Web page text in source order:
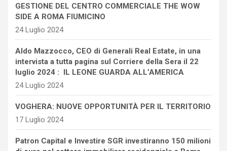
GESTIONE DEL CENTRO COMMERCIALE THE WOW
SIDE A ROMA FIUMICINO
24 Luglio 2024
Aldo Mazzocco, CEO di Generali Real Estate, in una
intervista a tutta pagina sul Corriere della Sera il 22
luglio 2024 : IL LEONE GUARDA ALL’AMERICA
24 Luglio 2024
VOGHERA: NUOVE OPPORTUNITÀ PER IL TERRITORIO
17 Luglio 2024
Patron Capital e Investire SGR investiranno 150 milioni